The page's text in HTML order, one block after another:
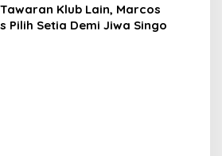
Klub Lain, Marcos
Pilih Setia Demi Jiwa Singo